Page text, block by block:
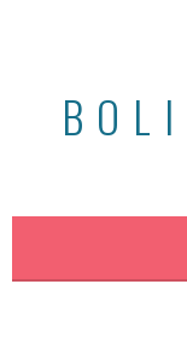
B O L